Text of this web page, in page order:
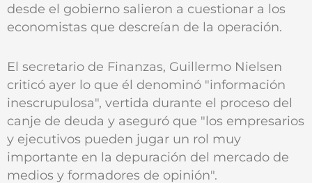
desde el gobierno salieron a cuestionar a los
economistas que descreían de la operación.
El secretario de Finanzas, Guillermo Nielsen
criticó ayer lo que él denominó "información
inescrupulosa", vertida durante el proceso del
canje de deuda y aseguró que "los empresarios
y ejecutivos pueden jugar un rol muy
importante en la depuración del mercado de
medios y formadores de opinión".